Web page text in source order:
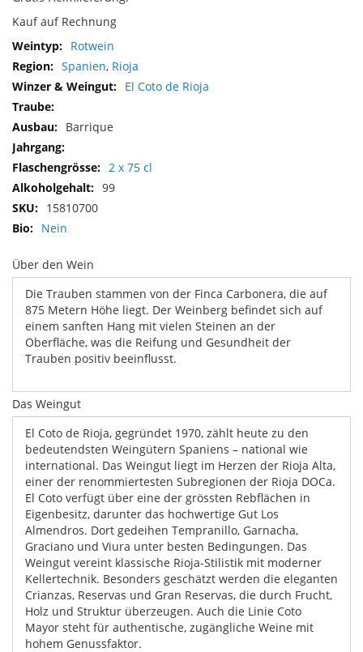
Kauf auf Rechnung
Mehr
Informationen
Rotwein
Spanien, Rioja
El Coto de Rioja
Barrique
2 x 75 cl
99
15810700
Nein
Über den Wein
Die Trauben stammen von der Finca Carbonera, die auf
875 Metern Höhe liegt. Der Weinberg befindet sich auf
einem sanften Hang mit vielen Steinen an der
Oberfläche, was die Reifung und Gesundheit der
Trauben positiv beeinflusst.
Das Weingut
El Coto de Rioja, gegründet 1970, zählt heute zu den
bedeutendsten Weingütern Spaniens – national wie
international. Das Weingut liegt im Herzen der Rioja Alta,
einer der renommiertesten Subregionen der Rioja DOCa.
El Coto verfügt über eine der grössten Rebflächen in
Eigenbesitz, darunter das hochwertige Gut Los
Almendros. Dort gedeihen Tempranillo, Garnacha,
Graciano und Viura unter besten Bedingungen. Das
Weingut vereint klassische Rioja-Stilistik mit moderner
Kellertechnik. Besonders geschätzt werden die eleganten
Crianzas, Reservas und Gran Reservas, die durch Frucht,
Holz und Struktur überzeugen. Auch die Linie Coto
Mayor steht für authentische, zugängliche Weine mit
hohem Genussfaktor.